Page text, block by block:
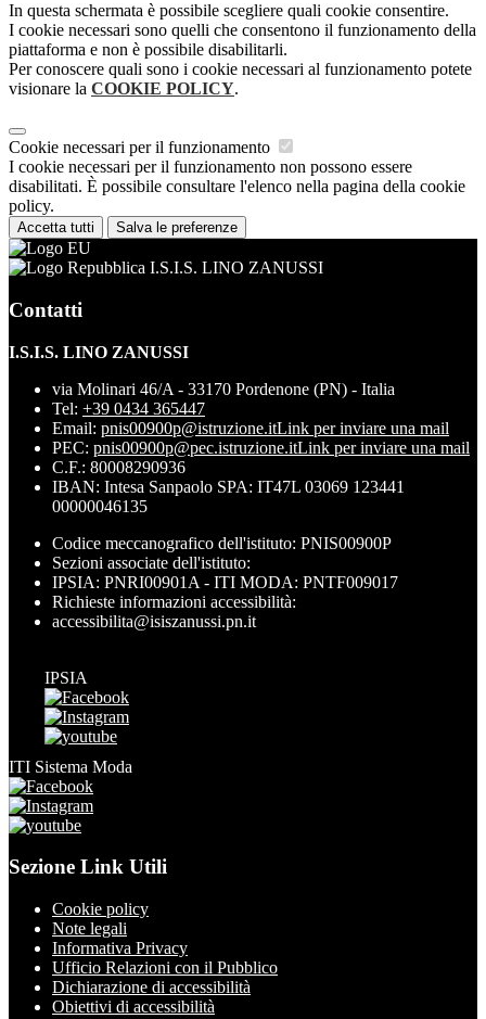
In questa schermata è possibile scegliere quali cookie consentire.
I cookie necessari sono quelli che consentono il funzionamento della
piattaforma e non è possibile disabilitarli.
Per conoscere quali sono i cookie necessari al funzionamento potete
visionare la COOKIE POLICY.
Cookie necessari per il funzionamento
I cookie necessari per il funzionamento non possono essere
disabilitati. È possibile consultare l'elenco nella pagina della cookie
policy.
Accetta tutti Salva le preferenze
I.S.I.S. LINO ZANUSSI
Contatti
I.S.I.S. LINO ZANUSSI
via Molinari 46/A - 33170 Pordenone (PN) - Italia
Tel: +39 0434 365447
Email: pnis00900p@istruzione.itLink per inviare una mail
PEC: pnis00900p@pec.istruzione.itLink per inviare una mail
C.F.: 80008290936
IBAN: Intesa Sanpaolo SPA: IT47L 03069 123441
00000046135
Codice meccanografico dell'istituto: PNIS00900P
Sezioni associate dell'istituto:
IPSIA: PNRI00901A - ITI MODA: PNTF009017
Richieste informazioni accessibilità:
accessibilita@isiszanussi.pn.it
IPSIA
ITI Sistema Moda
Sezione Link Utili
Cookie policy
Note legali
Informativa Privacy
Ufficio Relazioni con il Pubblico
Dichiarazione di accessibilità
Obiettivi di accessibilità